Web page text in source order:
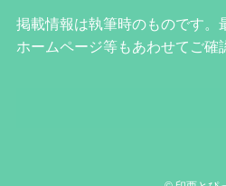
掲載情報は執筆時のものです。
ホームページ等もあわせてご確